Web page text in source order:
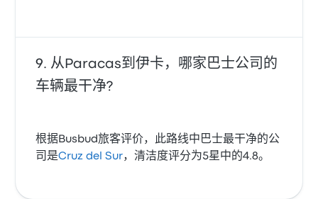
从Paracas到伊卡，哪家巴士公司的
车辆最干净?
根据Busbud旅客评价，此路线中巴士最干净的公
司是Cruz del Sur，清洁度评分为5星中的4.8。